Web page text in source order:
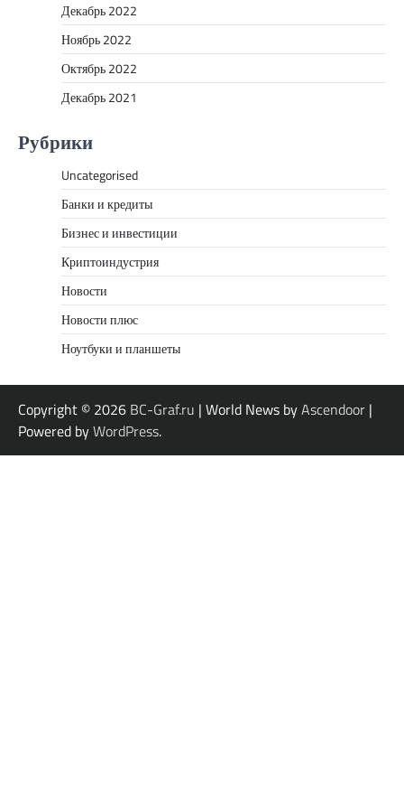
Декабрь 2022
Ноябрь 2022
Октябрь 2022
Декабрь 2021
Рубрики
Uncategorised
Банки и кредиты
Бизнес и инвестиции
Криптоиндустрия
Новости
Новости плюс
Ноутбуки и планшеты
Copyright © 2026 BC-Graf.ru | World News byAscendoor |
Powered byWordPress.